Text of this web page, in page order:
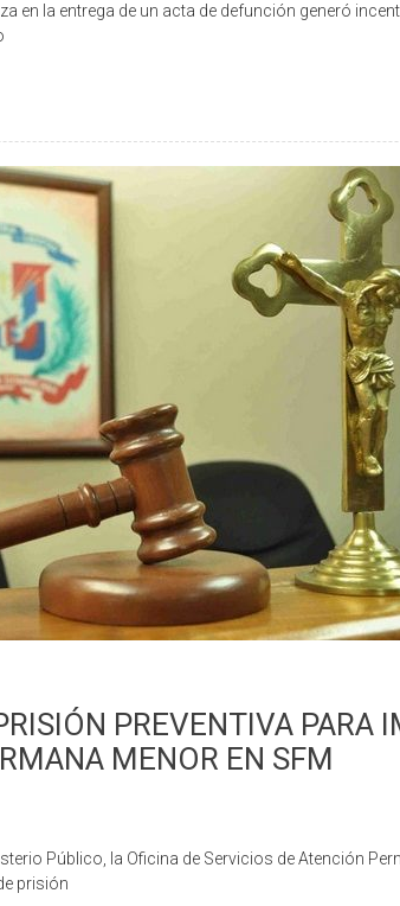
en la entrega de un acta de defunción generó
PREVENTIVA PARA
MENOR EN SFM
Público, la Oficina de Servicios de Atención
prisión